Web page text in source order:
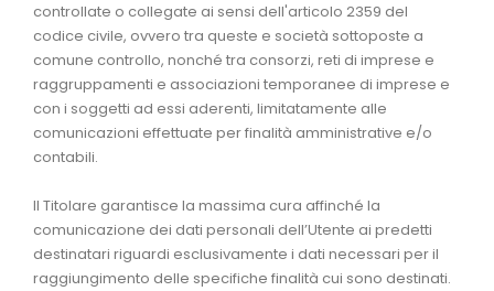
controllate o collegate ai sensi dell'articolo 2359 del
codice civile, ovvero tra queste e società sottoposte a
comune controllo, nonché tra consorzi, reti di imprese e
raggruppamenti e associazioni temporanee di imprese e
con i soggetti ad essi aderenti, limitatamente alle
comunicazioni effettuate per finalità amministrative e/o
contabili.
Il Titolare garantisce la massima cura affinché la
comunicazione dei dati personali dell’Utente ai predetti
destinatari riguardi esclusivamente i dati necessari per il
raggiungimento delle specifiche finalità cui sono destinati.